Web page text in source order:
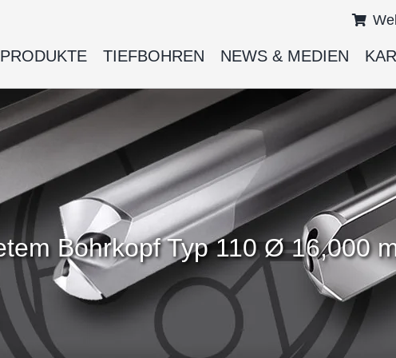
PRODUKTE TIEFBOHREN NEWS & MEDIEN
Bohrkopf Typ 110 Ø 16,000